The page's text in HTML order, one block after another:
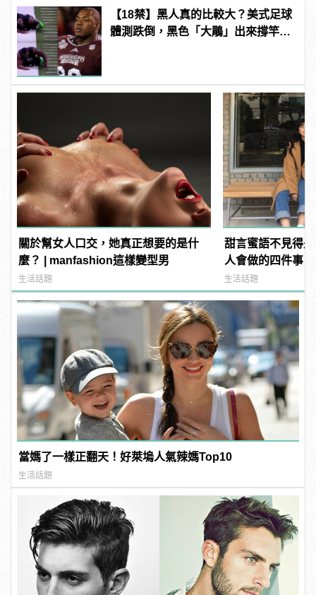
【18禁】黑人真的比較大？美式足球
體測跌倒，黑色「大鵰」出來撐竿
關於幫女人口交，她真正想要的是什
麼？ | manfashion這樣變型男
生活話題
甜言蜜語不見得
人會做的四件事
生活話題
當媽了一樣正翻天！好萊塢人氣辣媽Top10
生活話題